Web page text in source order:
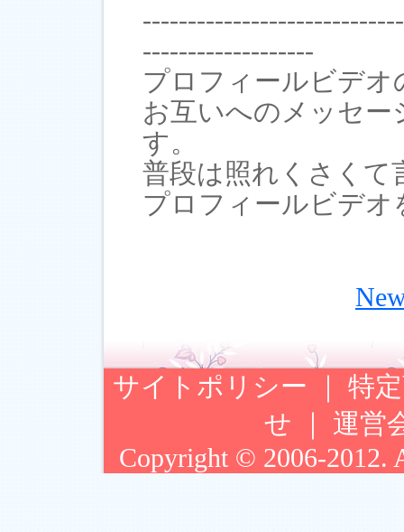
-------------------
プロフィールビデ
お互いへのメッセー
す。
普段は照れくさくて
プロフィールビデ
サイトポリシー ｜ 特
せ ｜ 運営
Copyright © 2006-2012.